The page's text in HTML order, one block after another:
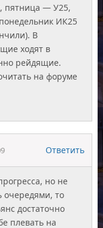
пятница — У25,
ИК25
В
ходят в
рейдящие.
на форуме
Ответить
но не
очередями, то
достаточно
плевать на